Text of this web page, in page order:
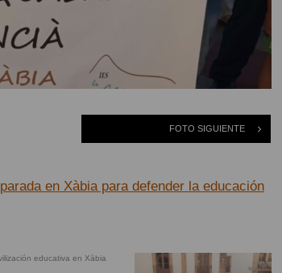
FOTO SIGUIENTE
en Xàbia para defender la educación